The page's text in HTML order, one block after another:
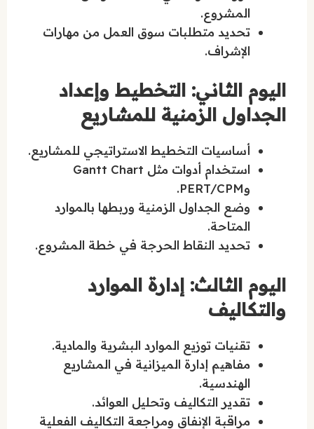
المشروع.
تحديد متطلبات سوق العمل من مهارات
الإشراف.
اليوم الثاني: التخطيط وإعداد
الجداول الزمنية للمشاريع
أساسيات التخطيط الاستراتيجي للمشاريع.
استخدام أدوات مثل Gantt Chart
وPERT/CPM.
وضع الجداول الزمنية وربطها بالموارد
المتاحة.
تحديد النقاط الحرجة في خطة المشروع.
اليوم الثالث: إدارة الموارد
والتكاليف
تقنيات توزيع الموارد البشرية والمادية.
مفاهيم إدارة الميزانية في المشاريع
الهندسية.
تقدير التكاليف وتحليل العوائد.
مراقبة الإنفاق ومراجعة التكاليف الفعلية